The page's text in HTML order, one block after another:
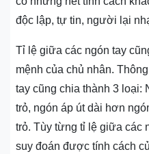
độc lập, tự tin, người lại
Tỉ lệ giữa các ngón tay
mệnh của chủ nhân.
tay cũng chia thành 3 loại:
trỏ, ngón áp út dài hơn
trỏ. Tùy từng tỉ lệ giữa các
suy đoán được tính cách